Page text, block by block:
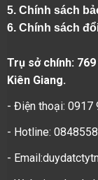
5. Chính sách
6. Chính sách
Trụ sở chính:
Kiên Giang.
- Điện thoại: 0917
- Hotline:
-